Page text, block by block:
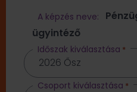
A képzés neve:
ügyintéző
Időszak kiválasztása *
Csoport kiválasztása *